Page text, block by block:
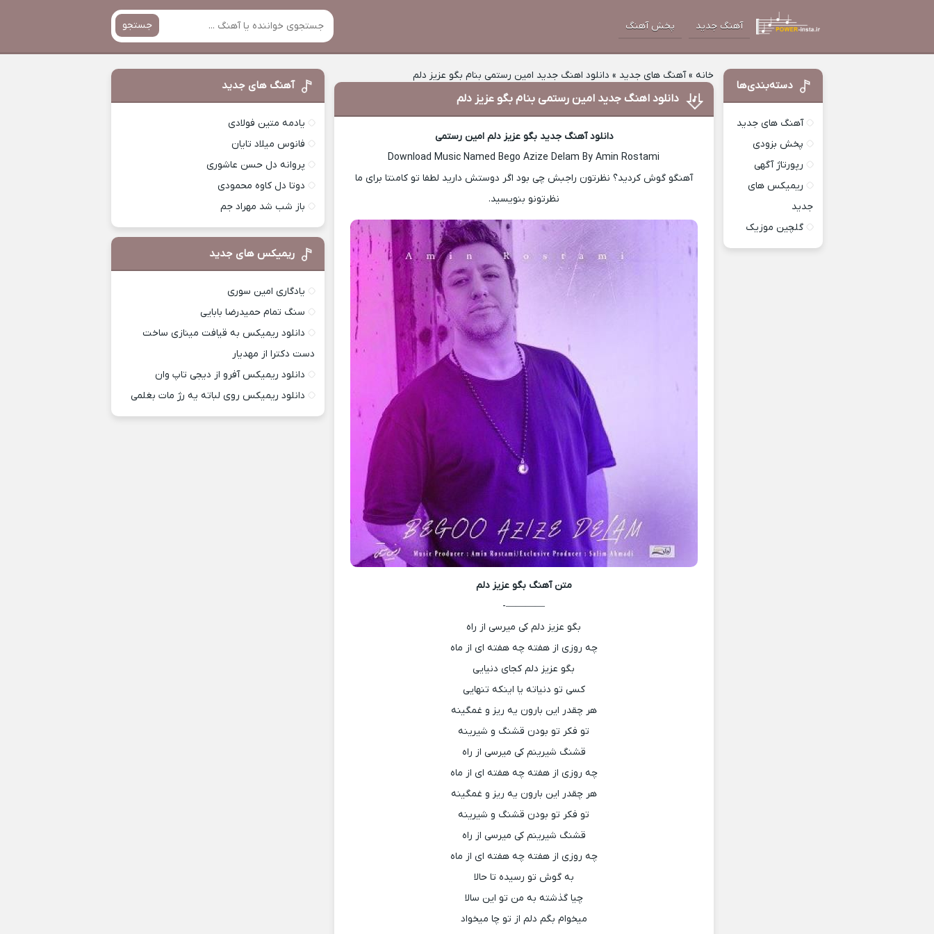
آهنگ جدید پخش آهنگ جستجو
خانه »آهنگ های جدید » دانلود اهنگ جدید امین رستمی بنام بگو عزیز دلم
دانلود اهنگ جدید امین رستمی بنام بگو عزیز دلم
دانلود آهنگ جدید بگو عزیز دلم امین رستمی
Download Music Named Bego Azize Delam By Amin Rostami
آهنگو گوش کردید؟ نظرتون راجبش چی بود اگر دوستش دارید لطفا تو کامنتا برای ما
نظرتونو بنویسید.
متن آهنگ بگو عزیز دلم
————-
بگو عزیز دلم کی میرسی از راه
چه روزی از هفته چه هفته ای از ماه
بگو عزیز دلم کجای دنیایی
کسی تو دنیاته یا اینکه تنهایی
هر چقدر این بارون یه ریز و غمگینه
تو فکر تو بودن قشنگ و شیرینه
قشنگ شیرینم کی میرسی از راه
چه روزی از هفته چه هفته ای از ماه
هر چقدر این بارون یه ریز و غمگینه
تو فکر تو بودن قشنگ و شیرینه
قشنگ شیرینم کی میرسی از راه
چه روزی از هفته چه هفته ای از ماه
به گوش تو رسیده تا حالا
چیا گذشته به من تو این سالا
میخوام بگم دلم از تو چا میخواد
دسته‌بندی‌ها
آهنگ های جدید
پخش بزودی
رپورتاژ آگهی
ریمیکس های
جدید
گلچین موزیک
آهنگ های جدید
یادمه متین فولادی
فانوس میلاد تایان
پروانه دل حسن عاشوری
دوتا دل کاوه محمودی
باز شب شد مهراد جم
ریمیکس های جدید
یادگاری امین سوری
سنگ تمام حمیدرضا بابایی
دانلود ریمیکس به قیافت مینازی ساخت
دست دکترا از مهدیار
دانلود ریمیکس آفرو از ديجی تاپ وان
دانلود ریمیکس روی لباته یه رژ مات بغلمی